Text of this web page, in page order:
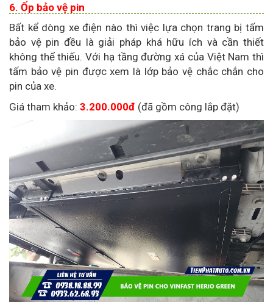
6. Ốp bảo vệ pin
Bất kể dòng xe điện nào thì việc lựa chọn trang bị tấm
bảo vệ pin đều là giải pháp khá hữu ích và cần thiết
không thể thiếu. Với hạ tầng đường xá của Việt Nam thì
tấm bảo vệ pin được xem là lớp bảo vệ chắc chắn cho
pin của xe.
Giá tham khảo: 3.200.000đ (đã gồm công lắp đặt)